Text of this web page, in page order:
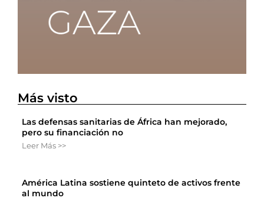
Más visto
Las defensas sanitarias de África han mejorado,
pero su financiación no
Leer Más >>
América Latina sostiene quinteto de activos frente
al mundo